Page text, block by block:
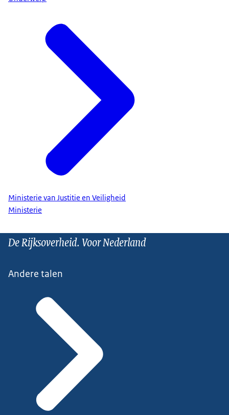
Ministerie van Justitie en Veiligheid
Ministerie
De Rijksoverheid. Voor Nederland
Andere talen